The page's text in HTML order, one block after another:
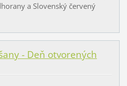
a Slovenský červený
- Deň otvorených